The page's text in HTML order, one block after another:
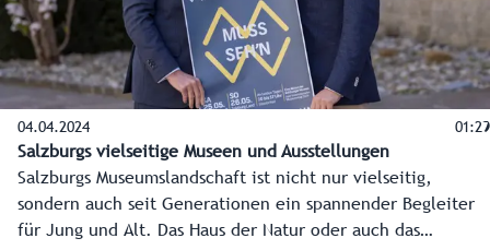
04.04.2024 01:29
Salzburgs vielseitige Museen und Ausstellungen
Salzburgs Museumslandschaft ist nicht nur vielseitig,
sondern auch seit Generationen ein spannender Begleiter
für Jung und Alt. Das Haus der Natur oder auch das